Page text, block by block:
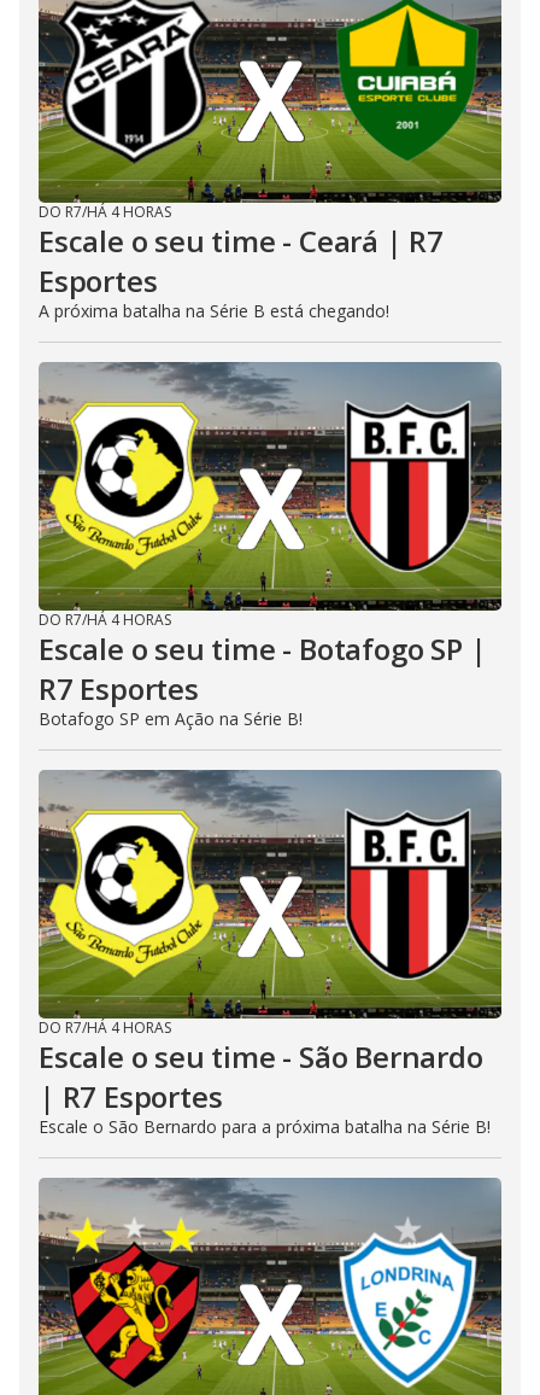
DO R7/HÁ 4 HORAS
Escale o seu time - Ceará | R7
Esportes
A próxima batalha na Série B está chegando!
DO R7/HÁ 4 HORAS
Escale o seu time - Botafogo SP |
R7 Esportes
Botafogo SP em Ação na Série B!
DO R7/HÁ 4 HORAS
Escale o seu time - São Bernardo
| R7 Esportes
Escale o São Bernardo para a próxima batalha na Série B!